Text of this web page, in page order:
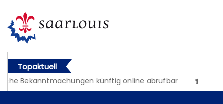
Topaktuell
Bekanntmachungen künftig online abrufbar